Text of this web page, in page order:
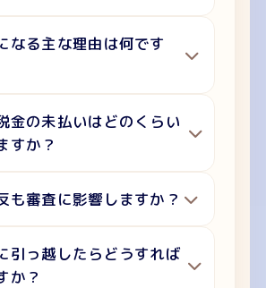
なる主な理由は何です
金の未払いはどのくらい
すか？
も審査に影響しますか？
引っ越したらどうすれば
か？